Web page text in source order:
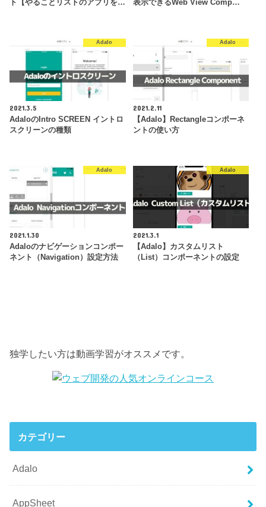
ト【やることリストのアプリを…
表示できるWeb View Comp…
Adalo
2021.3.5
AdaloのIntro SCREEN イントロ
スクリーンの種類
Adalo
2021.2.11
【Adalo】Rectangleコンポーネ
ントの使い方
Adalo
2021.1.30
Adaloのナビゲーションコンポー
ネント（Navigation）設定方法
Adalo
2021.3.1
【Adalo】カスタムリスト
（List）コンポーネントの設定
独学したい方は動画学習がオススメです。
カテゴリー
Adalo
AppSheet